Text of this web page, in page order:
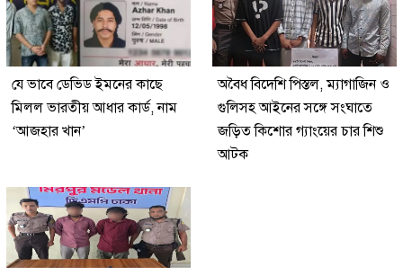
যে ভাবে ডেভিড ইমনের কাছে
মিলল ভারতীয় আধার কার্ড, নাম
‘আজহার খান’
অবৈধ বিদেশি পিস্তল, ম্যাগাজিন ও
গুলিসহ আইনের সঙ্গে সংঘাতে
জড়িত কিশোর গ্যাংয়ের চার শিশু
আটক